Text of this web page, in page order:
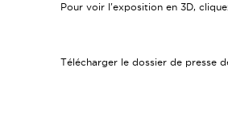
Pour voir l'exposition en 3D,
Télécharger le dossier de presse